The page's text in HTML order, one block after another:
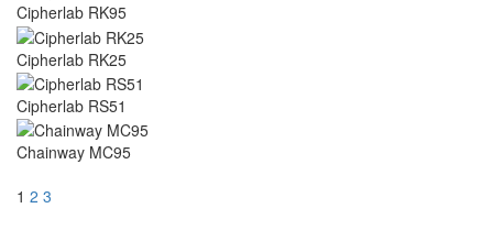
Cipherlab RK95
Cipherlab RK25
Cipherlab RS51
Chainway MC95
1 2 3